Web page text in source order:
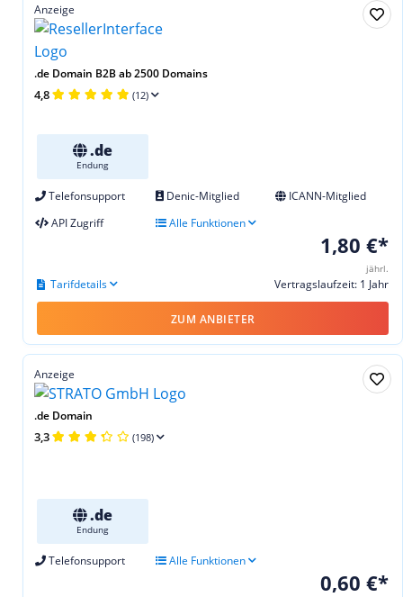
Anzeige
.de Domain B2B ab 2500 Domains
4,8 (12)
.de
Endung
Telefonsupport Denic-Mitglied
ICANN-Mitglied
API Zugriff
Alle Funktionen
1,80 €*
jährl.
Vertragslaufzeit: 1 Jahr
Tarifdetails
ZUM ANBIETER
Anzeige
.de Domain
3,3 (198)
.de
Endung
Telefonsupport Alle Funktionen
0,60 €*